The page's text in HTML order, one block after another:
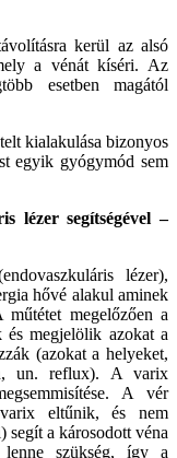
kerül az alsó
a vénát kíséri. Az
esetben magától
kialakulása bizonyos
egyik gyógymód sem
lézer segítségével –
lézer),
hővé alakul aminek
megelőzően a
és megjelölik azokat a
(azokat a helyeket,
un. reflux). A varix
A vér
varix eltűnik, és nem
a károsodott véna
lenne szükség, így a